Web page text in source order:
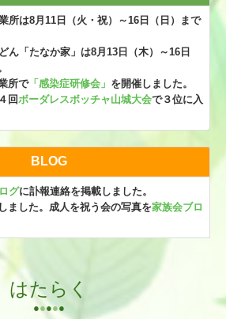
所は8月11日（火・祝）～16日（日）まで
「たなか家」は8月13日（木）～16日
所で「感染症研修会」 を開催しました。
回ボーダレスボッチャ山城大会で３位に入
BLOG
グに訃報連絡を掲載しました。
した。成人を祝う会の写真を家族会ブロ
はたらく
●●●●●